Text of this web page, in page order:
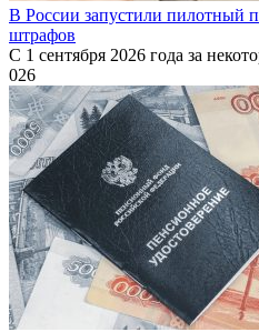
В России запустили пилотный
штрафов
С 1 сентября 2026 года за
026